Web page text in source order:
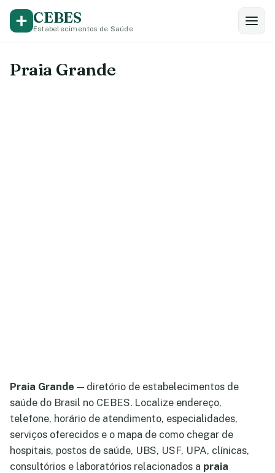
CEBES
Estabelecimentos de Saúde
Praia Grande
Praia Grande — diretório de estabelecimentos de
saúde do Brasil no CEBES. Localize endereço,
telefone, horário de atendimento, especialidades,
serviços oferecidos e o mapa de como chegar de
hospitais, postos de saúde, UBS, USF, UPA, clínicas,
consultórios e laboratórios relacionados a praia